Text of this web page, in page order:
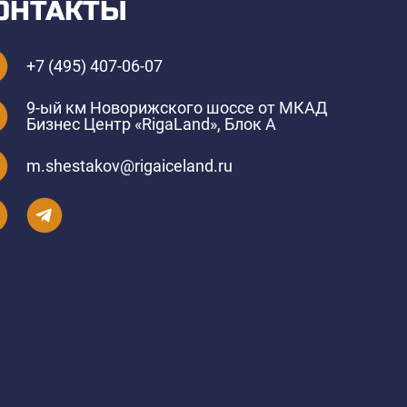
+7 (495) 407-06-07
9-ый км Новорижского шоссе от МКАД
Бизнес Центр «RigaLand», Блок А
m.shestakov@rigaiceland.ru